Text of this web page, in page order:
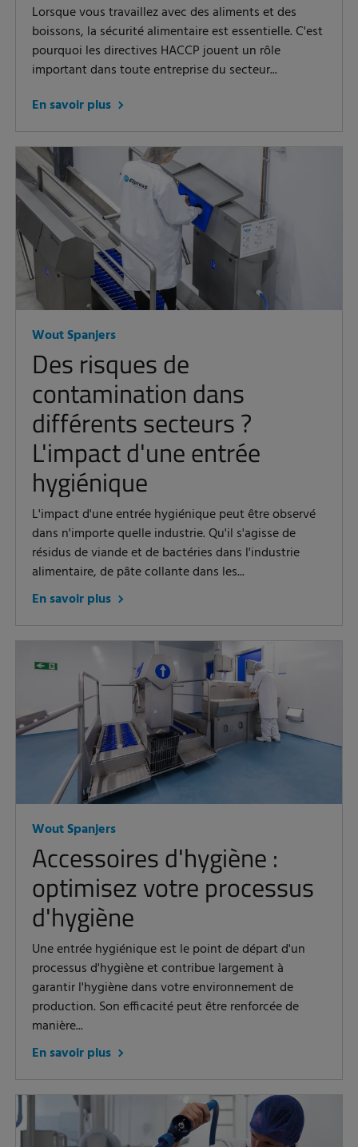
Lorsque vous travaillez avec des aliments et des
boissons, la sécurité alimentaire est essentielle. C'est
pourquoi les directives HACCP jouent un rôle
important dans toute entreprise du secteur...
En savoir plus
Wout Spanjers
Des risques de
contamination dans
différents secteurs ?
L'impact d'une entrée
hygiénique
L'impact d'une entrée hygiénique peut être observé
dans n'importe quelle industrie. Qu'il s'agisse de
résidus de viande et de bactéries dans l'industrie
alimentaire, de pâte collante dans les...
En savoir plus
Wout Spanjers
Accessoires d'hygiène :
optimisez votre processus
d'hygiène
Une entrée hygiénique est le point de départ d'un
processus d'hygiène et contribue largement à
garantir l'hygiène dans votre environnement de
production. Son efficacité peut être renforcée de
manière...
En savoir plus